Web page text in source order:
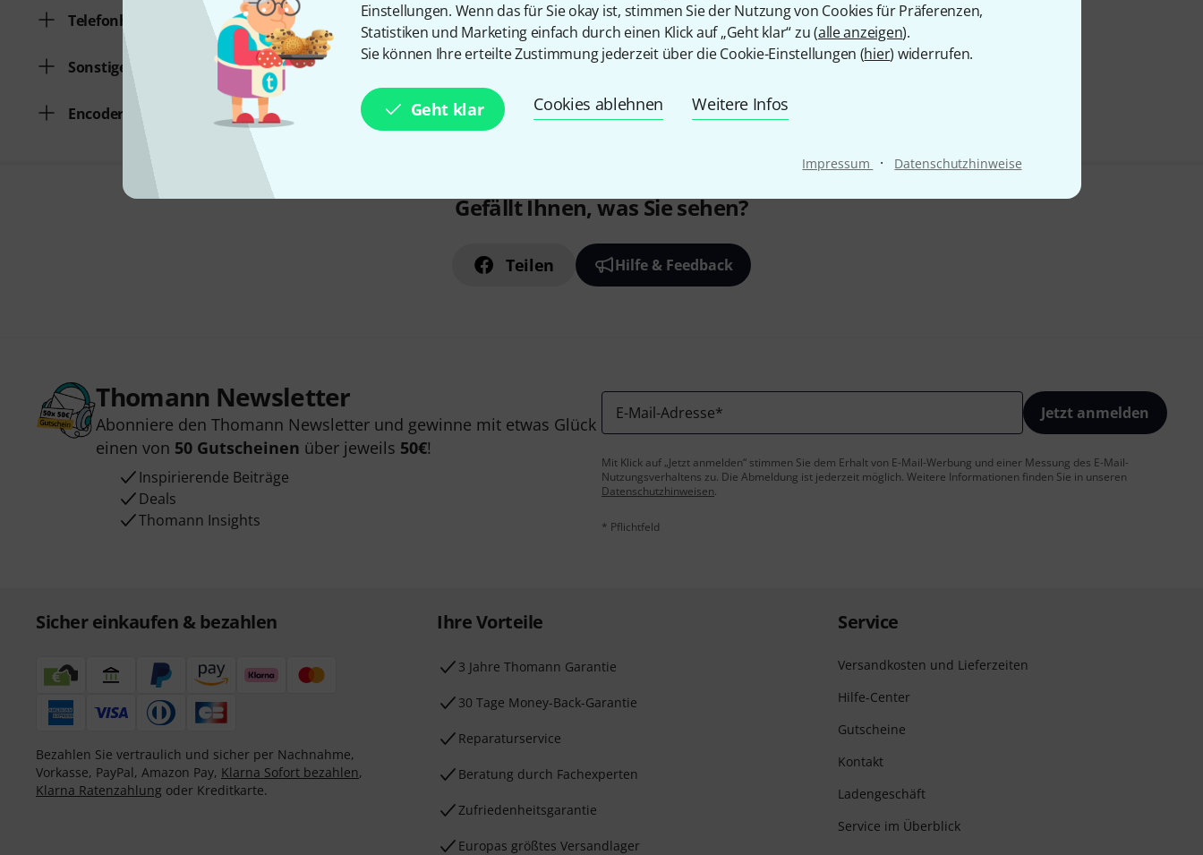
Einstellungen. Wenn das für Sie okay ist, stimmen Sie der Nutzung von Cookies für Präferenzen,
Statistiken und Marketing einfach durch einen Klick auf „Geht klar“ zu (alle anzeigen).
Sie können Ihre erteilte Zustimmung jederzeit über die Cookie-Einstellungen (hier) widerrufen.
Geht klar Cookies ablehnen Weitere Infos
Impressum · Datenschutzhinweise
Telefonhybrid
Sonstiges
Encoder / Decoder
Gefällt Ihnen, was Sie sehen?
Teilen Hilfe & Feedback
Thomann Newsletter
Abonniere den Thomann Newsletter und gewinne mit etwas Glück
einen von 50 Gutscheinen über jeweils 50€!
Inspirierende Beiträge
Deals
Thomann Insights
E-Mail-Adresse* Jetzt anmelden
Mit Klick auf „Jetzt anmelden“ stimmen Sie dem Erhalt von E-Mail-Werbung und einer Messung des E-Mail-
Nutzungsverhaltens zu. Die Abmeldung ist jederzeit möglich. Weitere Informationen finden Sie in unseren
Datenschutzhinweisen.
* Pflichtfeld
Sicher einkaufen & bezahlen
Bezahlen Sie vertraulich und sicher per Nachnahme,
Vorkasse, PayPal, Amazon Pay, Klarna Sofort bezahlen,
Klarna Ratenzahlung oder Kreditkarte.
Ihre Vorteile
3 Jahre Thomann Garantie
30 Tage Money-Back-Garantie
Reparaturservice
Beratung durch Fachexperten
Zufriedenheitsgarantie
Europas größtes Versandlager
Service
Versandkosten und Lieferzeiten
Hilfe-Center
Gutscheine
Kontakt
Ladengeschäft
Service im Überblick